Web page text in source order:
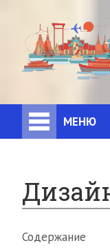
МЕНЮ
Содержание